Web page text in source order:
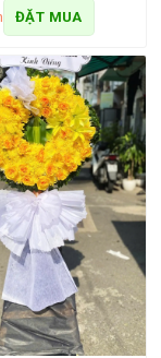
ĐẶT MUA